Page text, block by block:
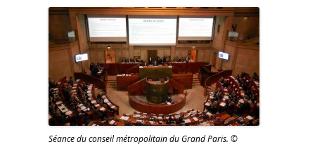
Séance du conseil métropolitain du Grand Paris. ©